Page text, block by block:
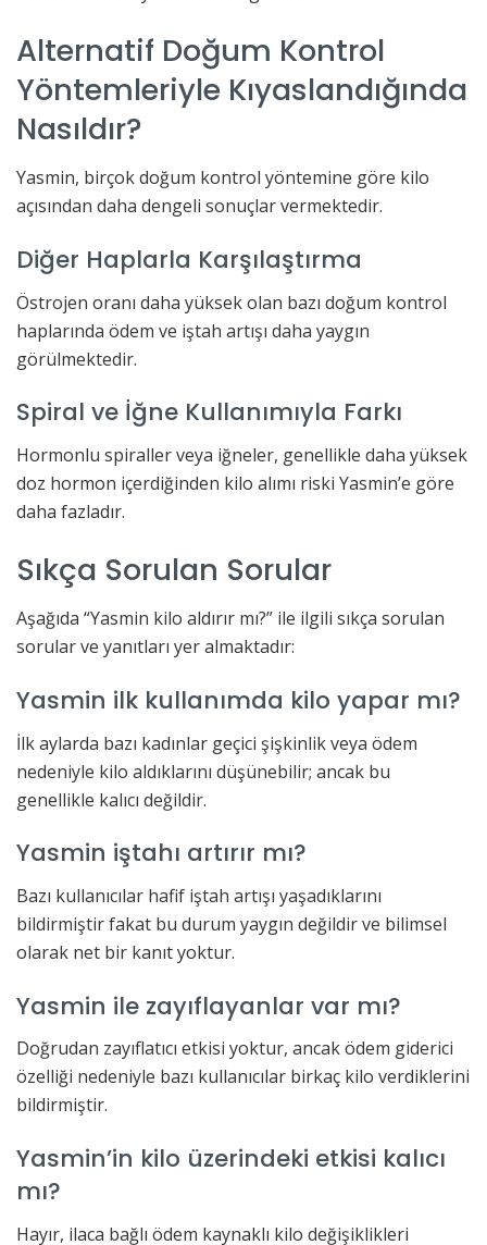
Alternatif Doğum Kontrol
Yöntemleriyle Kıyaslandığında
Nasıldır?
Yasmin, birçok doğum kontrol yöntemine göre kilo
açısından daha dengeli sonuçlar vermektedir.
Diğer Haplarla Karşılaştırma
Östrojen oranı daha yüksek olan bazı doğum kontrol
haplarında ödem ve iştah artışı daha yaygın
görülmektedir.
Spiral ve İğne Kullanımıyla Farkı
Hormonlu spiraller veya iğneler, genellikle daha yüksek
doz hormon içerdiğinden kilo alımı riski Yasmin’e göre
daha fazladır.
Sıkça Sorulan Sorular
Aşağıda “Yasmin kilo aldırır mı?” ile ilgili sıkça sorulan
sorular ve yanıtları yer almaktadır:
Yasmin ilk kullanımda kilo yapar mı?
İlk aylarda bazı kadınlar geçici şişkinlik veya ödem
nedeniyle kilo aldıklarını düşünebilir; ancak bu
genellikle kalıcı değildir.
Yasmin iştahı artırır mı?
Bazı kullanıcılar hafif iştah artışı yaşadıklarını
bildirmiştir fakat bu durum yaygın değildir ve bilimsel
olarak net bir kanıt yoktur.
Yasmin ile zayıflayanlar var mı?
Doğrudan zayıflatıcı etkisi yoktur, ancak ödem giderici
özelliği nedeniyle bazı kullanıcılar birkaç kilo verdiklerini
bildirmiştir.
Yasmin’in kilo üzerindeki etkisi kalıcı
mı?
Hayır, ilaca bağlı ödem kaynaklı kilo değişiklikleri